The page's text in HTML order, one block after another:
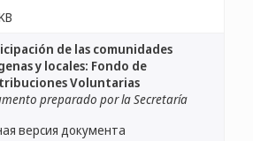
de las comunidades
y locales: Fondo de
Voluntarias
preparado por la Secretaría
версия документа